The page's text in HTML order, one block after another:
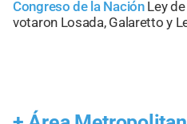
Congreso de la Nación Ley
votaron Losada, Galaretto y